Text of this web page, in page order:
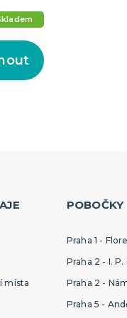
místa
POBOČKY
Praha 1 -
Praha 2 - I.
Praha 2 -
Praha 5 -